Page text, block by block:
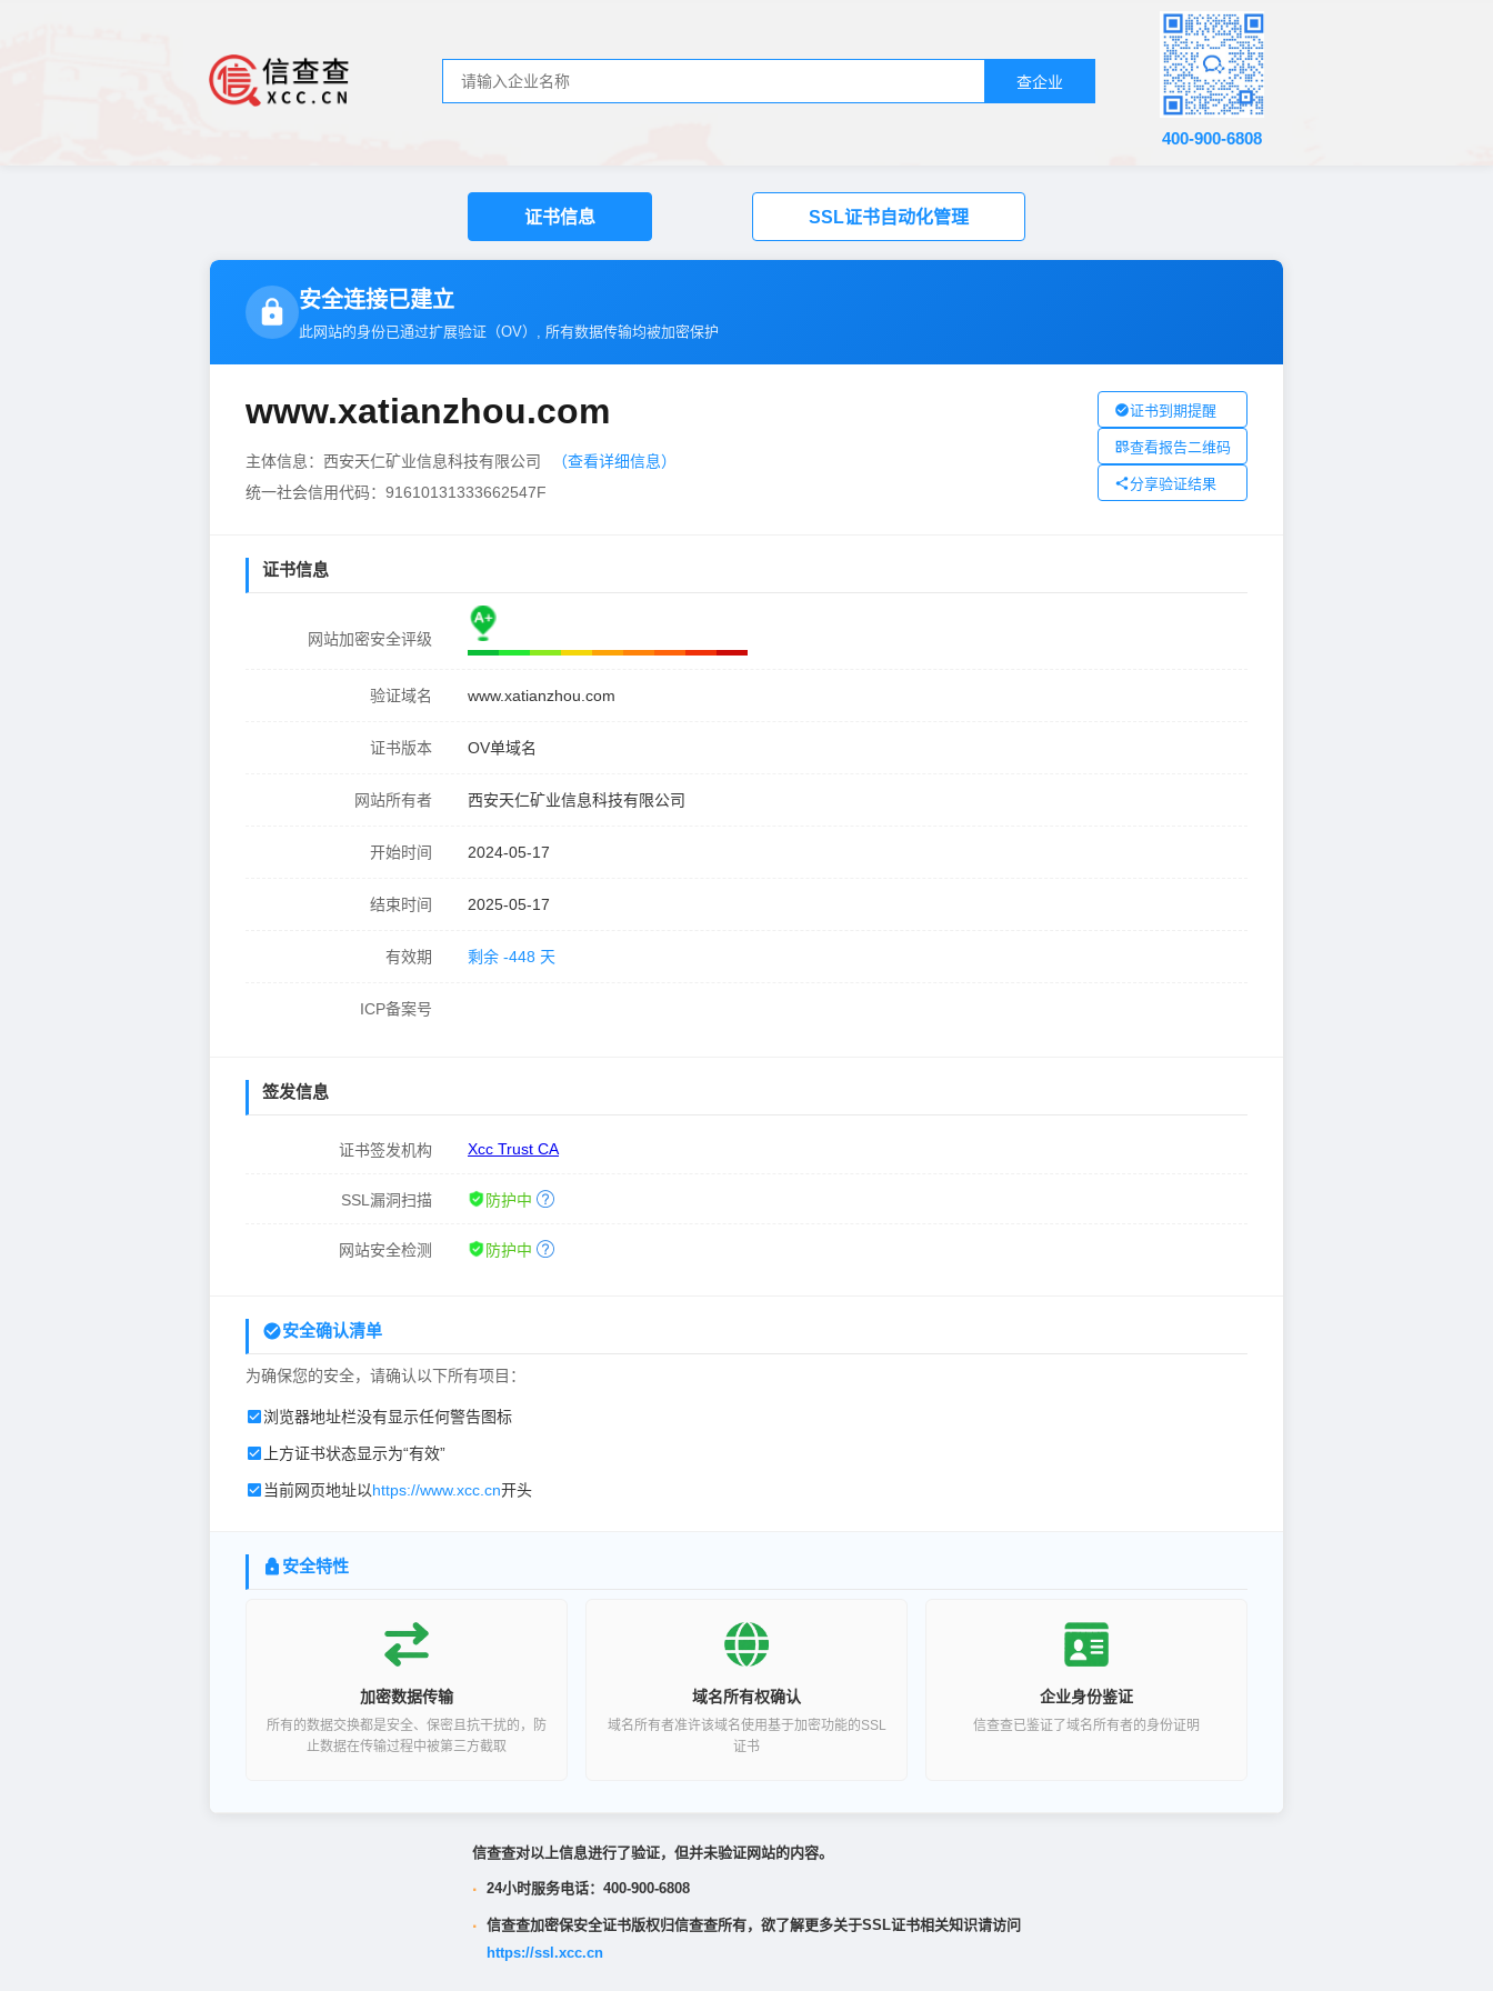
查企业
400-900-6808
证书信息 SSL证书自动化管理
安全连接已建立
此网站的身份已通过扩展验证（OV）, 所有数据传输均被加密保护
www.xatianzhou.com
主体信息：西安天仁矿业信息科技有限公司
（查看详细信息）
统一社会信用代码：91610131333662547F
证书到期提醒
查看报告二维码
分享验证结果
证书信息
网站加密安全评级
验证域名 www.xatianzhou.com
证书版本 OV单域名
网站所有者 西安天仁矿业信息科技有限公司
开始时间 2024-05-17
结束时间 2025-05-17
有效期 剩余 -448 天
ICP备案号
签发信息
证书签发机构 Xcc Trust CA
SSL漏洞扫描 防护中
网站安全检测 防护中
安全确认清单
为确保您的安全，请确认以下所有项目：
浏览器地址栏没有显示任何警告图标
上方证书状态显示为“有效”
当前网页地址以https://www.xcc.cn开头
安全特性
加密数据传输
所有的数据交换都是安全、保密且抗干扰的，防
止数据在传输过程中被第三方截取
域名所有权确认
域名所有者准许该域名使用基于加密功能的SSL
证书
企业身份鉴证
信查查已鉴证了域名所有者的身份证明
信查查对以上信息进行了验证，但并未验证网站的内容。
· 24小时服务电话：400-900-6808
· 信查查加密保安全证书版权归信查查所有，欲了解更多关于SSL证书相关知识请访问
https://ssl.xcc.cn